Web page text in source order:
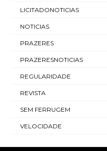
LICITADONOTICIAS
NOTICIAS
PRAZERES
PRAZERESNOTICIAS
REGULARIDADE
REVISTA
SEM FERRUGEM
VELOCIDADE